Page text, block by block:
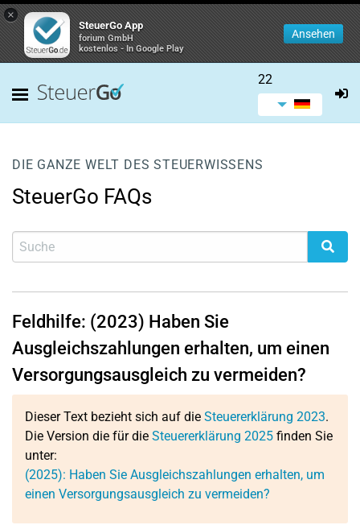
×
SteuerGo App
forium GmbH
kostenlos - In Google Play
Ansehen
22
DIE GANZE WELT DES STEUERWISSENS
SteuerGo FAQs
Feldhilfe: (2023) Haben Sie
Ausgleichszahlungen erhalten, um einen
Versorgungsausgleich zu vermeiden?
Dieser Text bezieht sich auf die Steuererklärung 2023.
Die Version die für die Steuererklärung 2025 finden Sie
unter:
(2025): Haben Sie Ausgleichszahlungen erhalten, um
einen Versorgungsausgleich zu vermeiden?